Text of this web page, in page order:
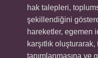
hak talepleri,
şekillendiğini
hareketler, egemen
karşıtlık
tanımlanmasına ve